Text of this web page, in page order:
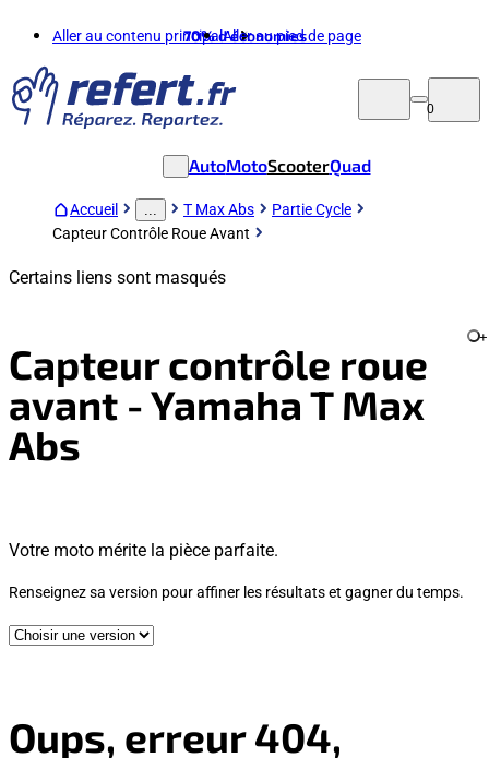
Aller au contenu principalAller au pied de page
70%d'économies
0
AutoMotoScooterQuad
Accueil T Max Abs
Partie Cycle
Capteur Contrôle Roue Avant
Certains liens sont masqués
Capteur contrôle roue
avant - Yamaha T Max
Abs
+
Votre moto mérite la pièce parfaite.
Renseignez sa version pour affiner les résultats et gagner du temps.
Oups, erreur 404,